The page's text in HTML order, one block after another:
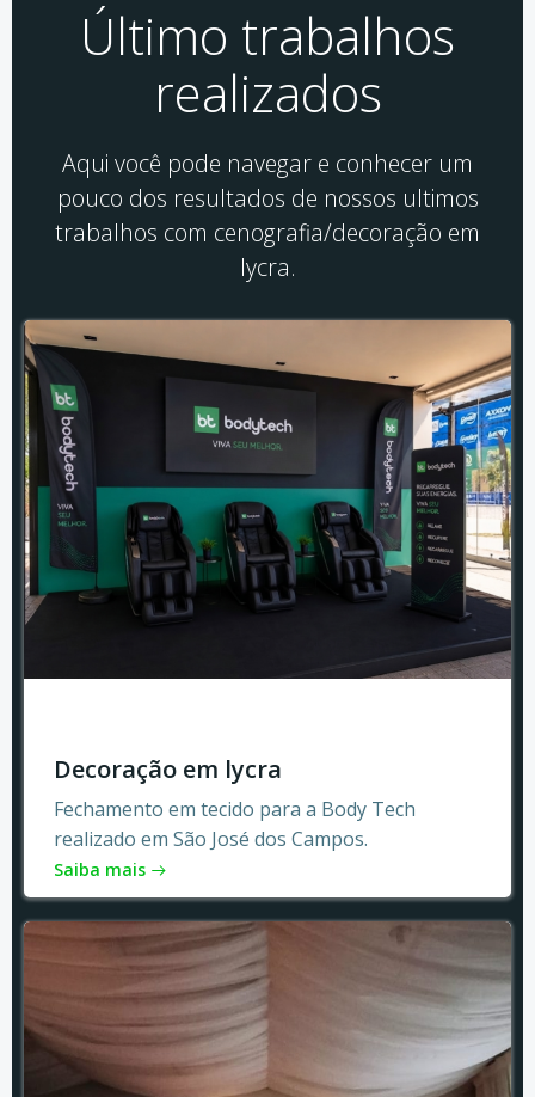
Último trabalhos
realizados
Aqui você pode navegar e conhecer um
pouco dos resultados de nossos ultimos
trabalhos com cenografia/decoração em
lycra.
Decoração em lycra
Fechamento em tecido para a Body Tech
realizado em São José dos Campos.
Saiba mais